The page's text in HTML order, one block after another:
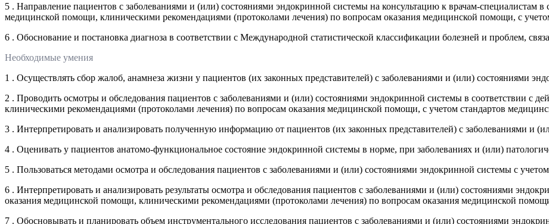
5 . Направление пациентов с заболеваниями и (или) состояниями эндокринной системы на консультацию к врачам-специалистам
медицинской помощи, клиническими рекомендациями (протоколами лечения) по вопросам оказания медицинской помощи, с
6 . Обоснование и постановка диагноза в соответствии с Международной статистической классификации болезней и проблем,
Необходимые умения
1 . Осуществлять сбор жалоб, анамнеза жизни у пациентов (их законных представителей) с заболеваниями и (или) состояниями
2 . Проводить осмотры и обследования пациентов с заболеваниями и (или) состояниями эндокринной системы в соответствии с
клиническими рекомендациями (протоколами лечения) по вопросам оказания медицинской помощи, с учетом стандартов
3 . Интерпретировать и анализировать полученную информацию от пациентов (их законных представителей) с заболеваниями и
4 . Оценивать у пациентов анатомо-функциональное состояние эндокринной системы в норме, при заболеваниях и (или)
5 . Пользоваться методами осмотра и обследования пациентов с заболеваниями и (или) состояниями эндокринной системы с
6 . Интерпретировать и анализировать результаты осмотра и обследования пациентов с заболеваниями и (или) состояниями
оказания медицинской помощи, клиническими рекомендациями (протоколами лечения) по вопросам оказания медицинской
7 . Обосновывать и планировать объем инструментального исследования пациентов с заболеваниями и (или) состояниями